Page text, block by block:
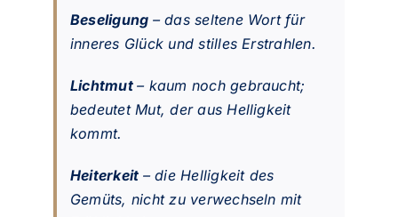
Beseligung – das seltene Wort für
inneres Glück und stilles Erstrahlen.
Lichtmut– kaum noch gebraucht;
bedeutet Mut, der aus Helligkeit
kommt.
Heiterkeit – die Helligkeit des
Gemüts, nicht zu verwechseln mit